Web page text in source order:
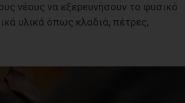
νέους να εξερευνήσουν το φυσικό
υλικά όπως κλαδιά, πέτρες,